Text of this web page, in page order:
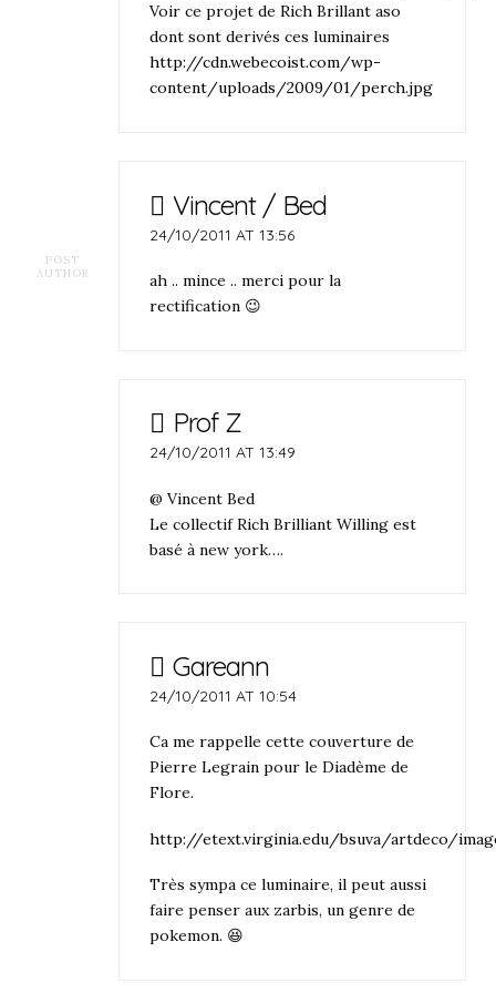
Voir ce projet de Rich Brillant aso
dont sont derivés ces luminaires
http://cdn.webecoist.com/wp-
content/uploads/2009/01/perch.jpg
POST
AUTHOR
Vincent / Bed
24/10/2011 AT 13:56
ah .. mince .. merci pour la
rectification 😉
Prof Z
24/10/2011 AT 13:49
@ Vincent Bed
Le collectif Rich Brilliant Willing est
basé à new york….
Gareann
24/10/2011 AT 10:54
Ca me rappelle cette couverture de
Pierre Legrain pour le Diadème de
Flore.
http://etext.virginia.edu/bsuva/artdeco/
Très sympa ce luminaire, il peut aussi
faire penser aux zarbis, un genre de
pokemon. 😆